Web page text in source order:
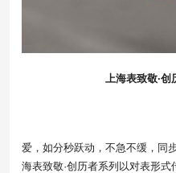
上海表致敬·
爱，如分秒跃动，不急不缓，同
海表致敬·创历者系列以对表形